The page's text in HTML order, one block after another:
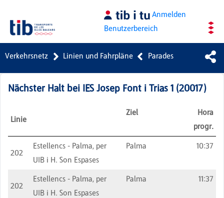
Anmelden
Benutzerbereich
Verkehrsnetz Linien und Fahrpläne Parades
Nächster Halt bei IES Josep Font i Trias 1 (20017)
Linie
Ziel
Hora
progr.
202
Estellencs - Palma, per
UIB i H. Son Espases
Palma 10:37
202
Estellencs - Palma, per
UIB i H. Son Espases
Palma 11:37